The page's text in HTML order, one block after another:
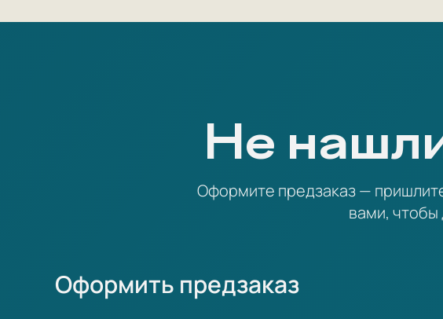
Не
Оформите предзаказ —
вами, чтобы
Оформить предзаказ